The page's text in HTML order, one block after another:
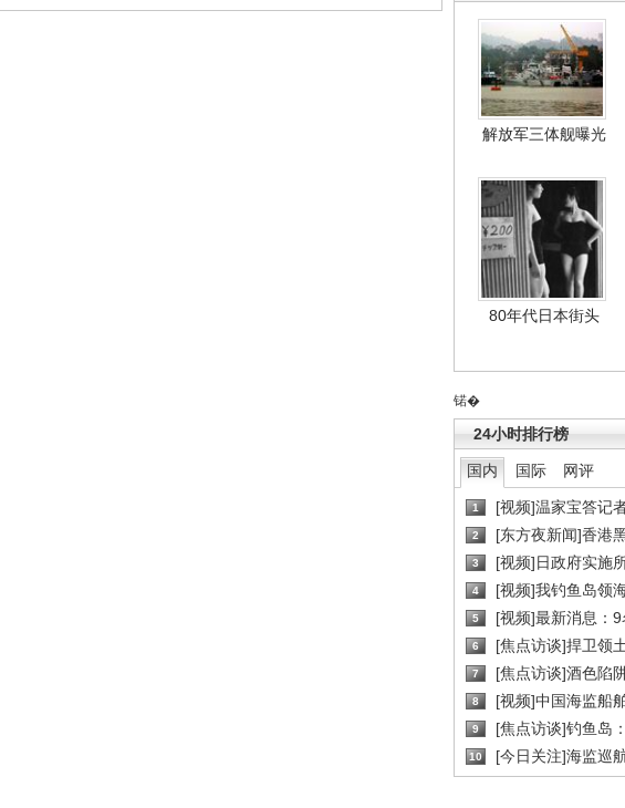
解放军三体舰曝光
80年代日本街头
锘�
24小时排行榜
国内 国际 网评
1 [视频]温家宝答记
2 [东方夜新闻]香港
3 [视频]日政府实施
4 [视频]我钓鱼岛领
5 [视频]最新消息：9
6 [焦点访谈]捍卫领
7 [焦点访谈]酒色陷
8 [视频]中国海监船
9 [焦点访谈]钓鱼岛
10 [今日关注]海监巡